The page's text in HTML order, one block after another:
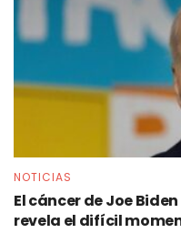
NOTICIAS
El cáncer de Joe
revela el difícil